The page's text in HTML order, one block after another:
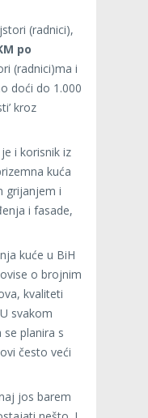
(radnici),
po
(radnici)ma i
doći do 1.000
kroz
i korisnik iz
kuća
grijanjem i
i fasade,
kuće u BiH
o brojnim
kvaliteti
svakom
planira s
često veći
jos barem